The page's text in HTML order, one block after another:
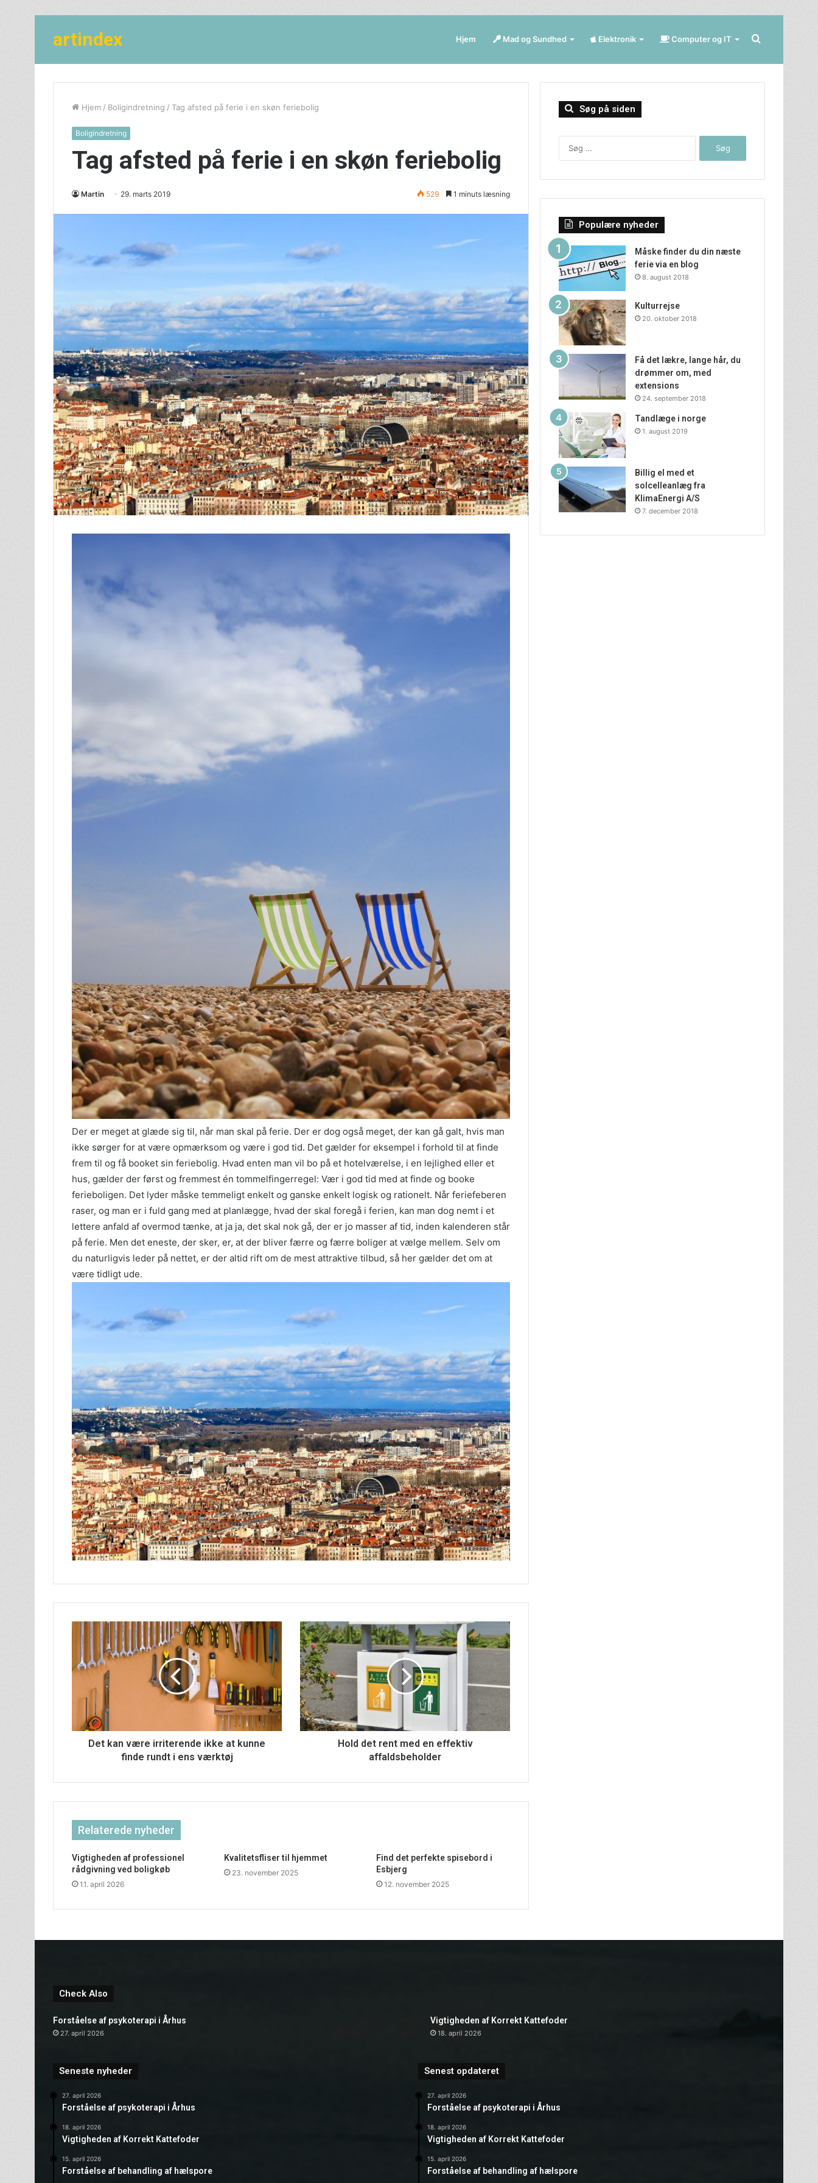
artindex Hjem Mad og Sundhed Elektronik Computer og IT Søg
efter
Hjem / Boligindretning / Tag afsted på ferie i en skøn feriebolig
Boligindretning
Tag afsted på ferie i en skøn feriebolig
Martin 29. marts 2019 529 1 minuts læsning
Der er meget at glæde sig til, når man skal på ferie. Der er dog også meget, der kan gå galt, hvis man
ikke sørger for at være opmærksom og være i god tid. Det gælder for eksempel i forhold til at finde
frem til og få booket sin feriebolig. Hvad enten man vil bo på et hotelværelse, i en lejlighed eller et
hus, gælder der først og fremmest én tommelfingerregel: Vær i god tid med at finde og booke
ferieboligen. Det lyder måske temmeligt enkelt og ganske enkelt logisk og rationelt. Når feriefeberen
raser, og man er i fuld gang med at planlægge, hvad der skal foregå i ferien, kan man dog nemt i et
lettere anfald af overmod tænke, at ja ja, det skal nok gå, der er jo masser af tid, inden kalenderen står
på ferie. Men det eneste, der sker, er, at der bliver færre og færre boliger at vælge mellem. Selv om
du naturligvis leder på nettet, er der altid rift om de mest attraktive tilbud, så her gælder det om at
være tidligt ude.
Det kan være irriterende ikke at kunne
finde rundt i ens værktøj
Hold det rent med en effektiv
affaldsbeholder
Relaterede nyheder
Vigtigheden af professionel
rådgivning ved boligkøb
11. april 2026
Kvalitetsfliser til hjemmet
23. november 2025
Find det perfekte spisebord i
Esbjerg
12. november 2025
Søg på siden
Populære nyheder
Måske finder du din næste
ferie via en blog
8. august 2018
Kulturrejse
20. oktober 2018
Få det lækre, lange hår, du
drømmer om, med
extensions
24. september 2018
Tandlæge i norge
1. august 2019
Billig el med et
solcelleanlæg fra
KlimaEnergi A/S
7. december 2018
Check Also
Forståelse af psykoterapi i Århus
27. april 2026
Vigtigheden af Korrekt Kattefoder
18. april 2026
Seneste nyheder
27. april 2026
Forståelse af psykoterapi i Århus
18. april 2026
Vigtigheden af Korrekt Kattefoder
15. april 2026
Forståelse af behandling af hælspore
Senest opdateret
27. april 2026
Forståelse af psykoterapi i Århus
18. april 2026
Vigtigheden af Korrekt Kattefoder
15. april 2026
Forståelse af behandling af hælspore